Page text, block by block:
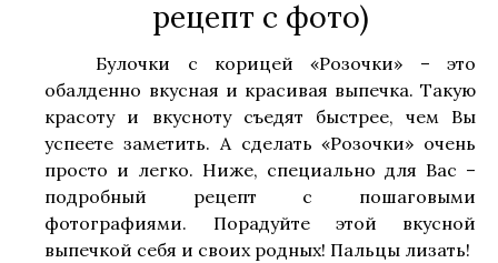
Закуски
Первые блюда
Гарниры и каши
рецепт с фото)
Булочки с корицей «Розочки» – это
обалденно вкусная и красивая выпечка. Такую
красоту и вкусноту съедят быстрее, чем Вы
успеете заметить. А сделать «Розочки» очень
просто и легко. Ниже, специально для Вас –
подробный рецепт с пошаговыми
фотографиями. Порадуйте этой вкусной
выпечкой себя и своих родных! Пальцы лизать!